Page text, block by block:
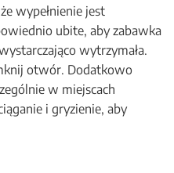
wypełnienie jest
ubite, aby zabawka
wytrzymała.
otwór. Dodatkowo
w miejscach
i gryzienie, aby